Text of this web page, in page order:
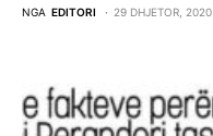
NGA EDITORI 29 DHJETOR, 2020